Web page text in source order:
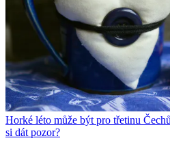
Horké léto může být pro třetinu
si dát pozor?